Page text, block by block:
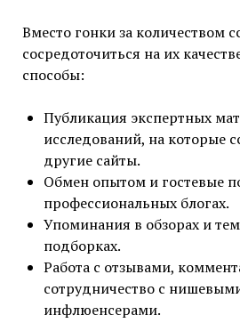
Вместо гонки за количеством
сосредоточиться на их
способы:
Публикация экспертных
исследований, на которые
другие сайты.
Обмен опытом и гостевые
профессиональных блогах.
Упоминания в обзорах и
подборках.
Работа с отзывами,
сотрудничество с
инфлюенсерами.